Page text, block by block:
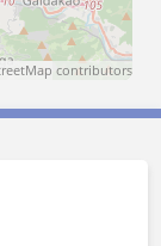
contributors